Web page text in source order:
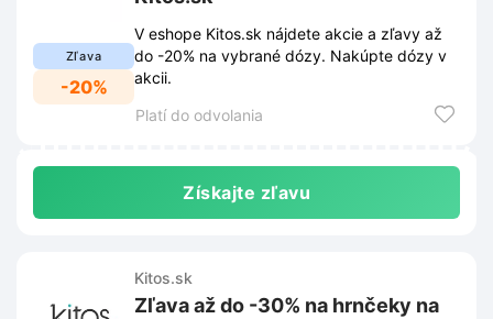
Zľava
-20%
V eshope Kitos.sk nájdete akcie a zľavy až
do -20% na vybrané dózy. Nakúpte dózy v
akcii.
Platí do odvolania
Získajte zľavu
Kitos.sk
Zľava až do -30% na hrnčeky na